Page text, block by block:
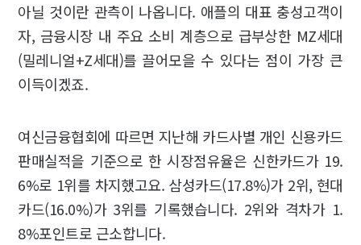
아닐 것이란 관측이 나옵니다. 애플의 대표 충성고객이
자, 금융시장 내 주요 소비 계층으로 급부상한 MZ세대
(밀레니얼+Z세대)를 끌어모을 수 있다는 점이 가장 큰
이득이겠죠.
여신금융협회에 따르면 지난해 카드사별 개인 신용카드
판매실적을 기준으로 한 시장점유율은 신한카드가 19.
6%로 1위를 차지했고요. 삼성카드(17.8%)가 2위, 현대
카드(16.0%)가 3위를 기록했습니다. 2위와 격차가 1.
8%포인트로 근소합니다.